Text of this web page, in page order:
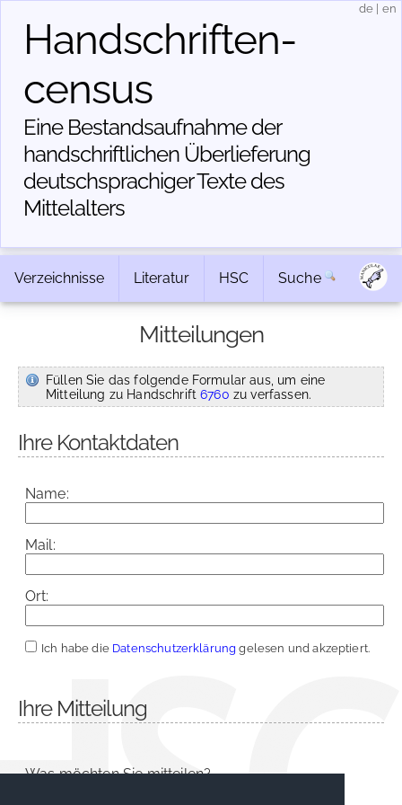
Handschriften­
census
Eine Bestandsaufnahme der
handschriftlichen Über­lieferung
deutschsprachiger Texte des
Mittelalters
de en
Verzeichnisse Literatur HSC Suche
Mitteilungen
Füllen Sie das folgende Formular aus, um eine
Mitteilung zu Handschrift6760 zu verfassen.
Ihre Kontaktdaten
Name:
Mail:
Ort:
Ich habe die Datenschutzerklärung gelesen und akzeptiert.
Ihre Mitteilung
Was möchten Sie mitteilen?